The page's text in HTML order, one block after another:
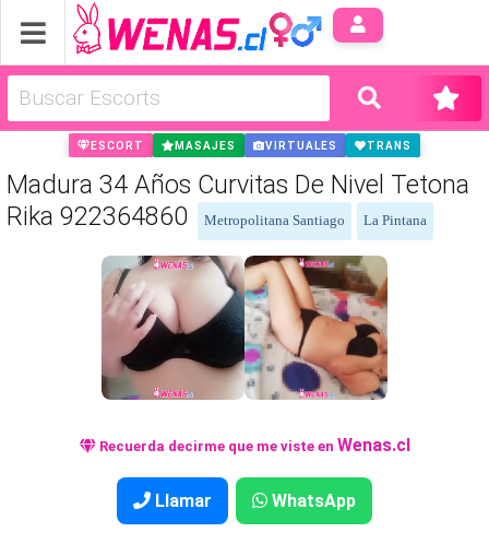
ESCORT MASAJES VIRTUALES TRANS
Madura 34 Años Curvitas De Nivel Tetona
Rika 922364860
Metropolitana Santiago La Pintana
Recuerda decirme que me viste en Wenas.cl
Llamar WhatsApp